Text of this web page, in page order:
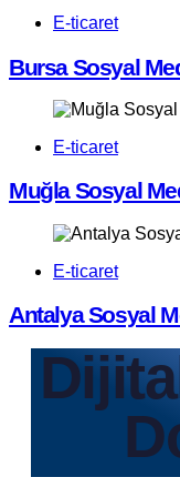
E-ticaret
Bursa Sosyal
E-ticaret
Muğla Sosyal
E-ticaret
Antalya Sosyal